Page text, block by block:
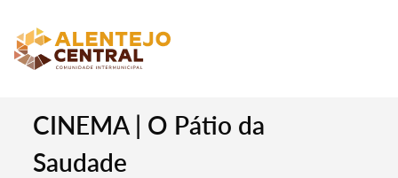
CINEMA | O Pátio da
Saudade